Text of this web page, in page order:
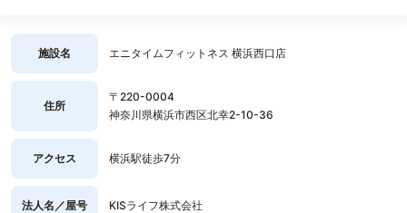
施設名 エニタイムフィットネス 横浜西口店
住所
〒220-0004
神奈川県横浜市西区北幸2-10-36
アクセス 横浜駅徒歩7分
法人名／屋号 KISライフ株式会社